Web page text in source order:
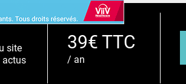
site
actus
39€ TTC
/ an